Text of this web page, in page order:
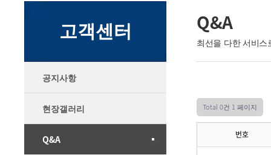
고객센터
공지사항
현장갤러리
Q&A
Q&A
최선을 다한 서비
Total 0건 1 페이지
번호